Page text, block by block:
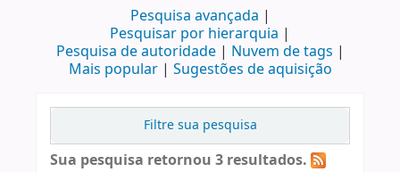
Pesquisa avançada
Pesquisar por hierarquia
Pesquisa de autoridade
Nuvem de tags
Mais popular
Sugestões de aquisição
Filtre sua pesquisa
Sua pesquisa retornou 3 resultados.